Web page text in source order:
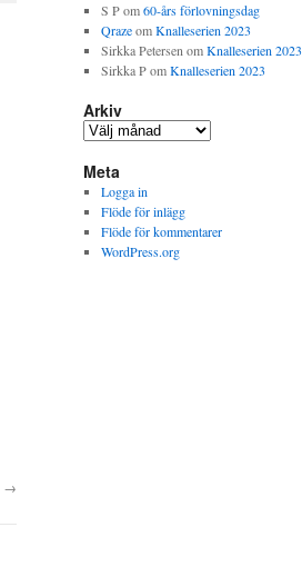
→
S Pom60-års förlovningsdag
QrazeomKnalleserien 2023
Sirkka Petersen omKnalleserien 2023
Sirkka PomKnalleserien 2023
Arkiv
Arkiv
Meta
Logga in
Flöde för inlägg
Flöde för kommentarer
WordPress.org